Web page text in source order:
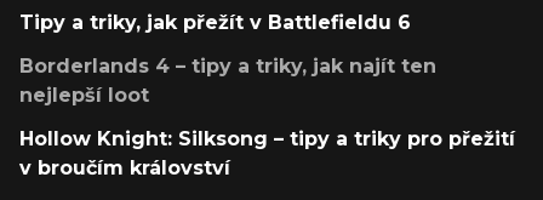
Tipy a triky, jak přežít v Battlefieldu 6
Borderlands 4 – tipy a triky, jak najít ten
nejlepší loot
Hollow Knight: Silksong – tipy a triky pro přežití
v broučím království